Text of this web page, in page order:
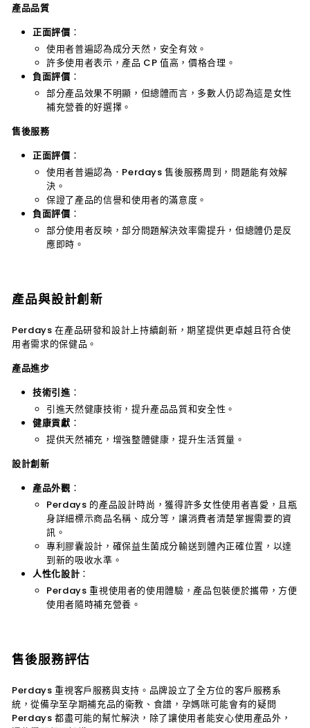
產品品質
正面評價 ：
使用者普遍認為成分天然，安全有效。
許多使用者表示，產品 CP 值高，價格合理。
負面評價 ：
部分產品效果不明顯，但總體而言，多數人仍認為這是女性
補充營養的好選擇。
售後服務
正面評價 ：
使用者普遍認為．Perdays 售後服務周到，問題能有效解
決。
保證了產品的信譽和使用者的滿意度。
負面評價 ：
部分使用者反映，部分問題解決效率需提升，但總體仍是反
應即時。
產品與設計創新
Perdays 在產品研發和設計上持續創新，期望提供更卓越且符合使
用者需求的保健品。
產品進步
技術引進：
引進天然健康技術，提升產品品質和安全性。
健康貢獻 ：
提供天然補充，增強整體健康，提升生活質量。
設計創新
產品外觀 ：
Perdays 的產品設計時尚，獲得許多女性使用者喜愛，且瓶
身詳細標示商品名稱、成分等，讓消費者清楚掌握需要的資
訊。
專利膠囊設計，確保益生菌成分輸送到體內正確位置，以達
到新的吸收水準。
人性化設計 ：
Perdays 重視使用者的使用體驗，產品包裝便於攜帶，方便
使用者隨時補充營養。
售後服務評估
Perdays 重視客戶服務與支持。品牌設立了全方位的客戶服務系
統，從備孕至孕期補充品的衛教、食譜，孕媽咪可能會有的疑問
Perdays 都盡可能的幫忙解決，除了讓使用者能安心使用產品外，